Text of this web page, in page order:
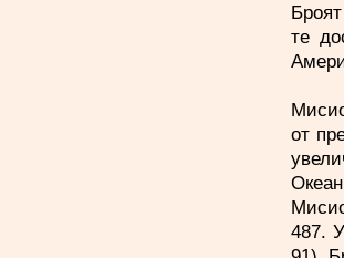
те
от
487.